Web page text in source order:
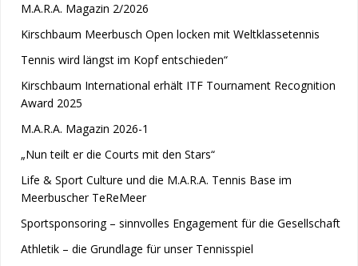
M.A.R.A. Magazin 2/2026
Kirschbaum Meerbusch Open locken mit Weltklassetennis
Tennis wird längst im Kopf entschieden“
Kirschbaum International erhält ITF Tournament Recognition
Award 2025
M.A.R.A. Magazin 2026-1
„Nun teilt er die Courts mit den Stars“
Life & Sport Culture und die M.A.R.A. Tennis Base im
Meerbuscher TeReMeer
Sportsponsoring – sinnvolles Engagement für die Gesellschaft
Athletik – die Grundlage für unser Tennisspiel